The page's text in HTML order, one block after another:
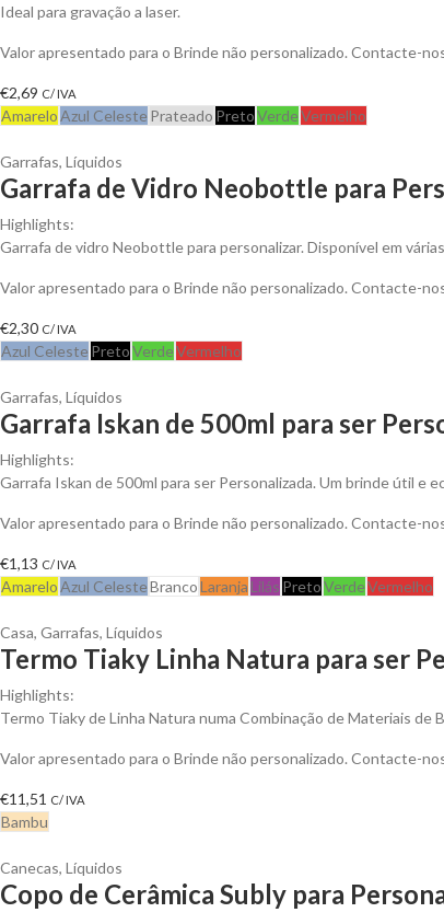
Ideal para gravação a laser.
Valor apresentado para o Brinde não personalizado. Contacte-
€2,69 C/ IVA
AmareloAzul Celeste Prateado PretoVerdeVermelho
Garrafas, Líquidos
Garrafa de Vidro Neobottle para
Highlights:
Garrafa de vidro Neobottle para personalizar. Disponível em
Valor apresentado para o Brinde não personalizado. Contacte-
€2,30 C/ IVA
Azul Celeste PretoVerdeVermelho
Garrafas, Líquidos
Garrafa Iskan de 500ml para ser
Highlights:
Garrafa Iskan de 500ml para ser Personalizada. Um brinde útil
Valor apresentado para o Brinde não personalizado. Contacte-
€1,13 C/ IVA
AmareloAzul CelesteBrancoLaranja Lilás PretoVerdeVermelho
Casa, Garrafas, Líquidos
Termo Tiaky Linha Natura para ser
Highlights:
Termo Tiaky de Linha Natura numa Combinação de Materiais de
Valor apresentado para o Brinde não personalizado. Contacte-
€11,51 C/ IVA
Bambu
Canecas, Líquidos
Copo de Cerâmica Subly para